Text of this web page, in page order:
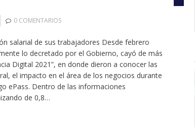
0 COMENTARIOS
salarial de sus trabajadores Desde febrero
lo decretado por el Gobierno, cayó de más
Digital 2021”, en donde dieron a conocer las
el impacto en el área de los negocios durante
ePass. Dentro de las informaciones
de 0,8…